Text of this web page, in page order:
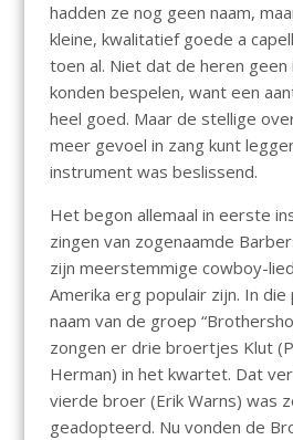
hadden ze nog geen naam,
kleine, kwalitatief goede a
toen al. Niet dat de heren
konden bespelen, want een
heel goed. Maar de stellige
meer gevoel in zang kunt
instrument was beslissend.
Het begon allemaal in eerste
zingen van zogenaamde
zijn meerstemmige cowboy-
Amerika erg populair zijn. In
naam van de groep
zongen er drie broertjes Klut
Herman) in het kwartet. Dat
vierde broer (Erik Warns) was
geadopteerd. Nu vonden de